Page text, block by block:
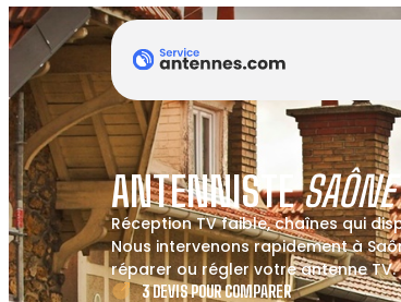
ANTENNISTESAÔNE
Réception TV faible, chaînes qui
Nous intervenons rapidement à
réparer ou régler votre antenne TV.
3 DEVIS POUR COMPARER